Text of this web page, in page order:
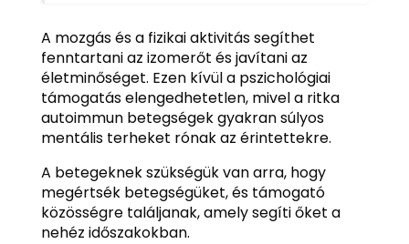
A mozgás és a fizikai aktivitás segíthet
fenntartani az izomerőt és javítani az
életminőséget. Ezen kívül a pszichológiai
támogatás elengedhetetlen, mivel a ritka
autoimmun betegségek gyakran súlyos
mentális terheket rónak az érintettekre.
A betegeknek szükségük van arra, hogy
megértsék betegségüket, és támogató
közösségre találjanak, amely segíti őket a
nehéz időszakokban.